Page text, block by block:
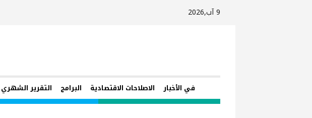
9 آب,2026
في الأخبار الاصلاحات الاقتصادية البرامج التقرير الشهري